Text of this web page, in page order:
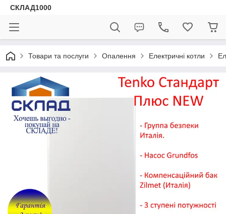
СКЛАД1000
Товари та послуги Опалення Електричні котли